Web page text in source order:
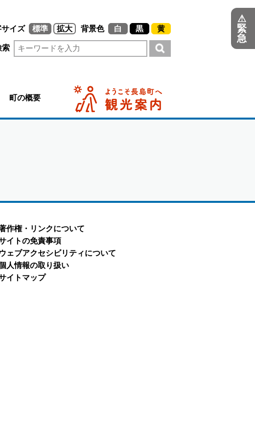
背景色 白 黒 黄
サイズ 標準 拡大
索
⚠
緊
急
町の概要
作権・リンクについて
イトの免責事項
ウェブアクセシビリティについて
人情報の取り扱い
イトマップ